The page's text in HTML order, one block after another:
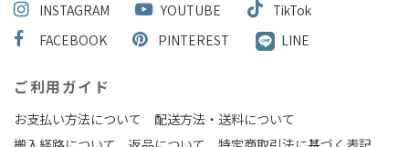
INSTAGRAM YOUTUBE
TikTok
FACEBOOK
PINTEREST LINE
ご利用ガイド
お支払い方法について
配送方法・送料について